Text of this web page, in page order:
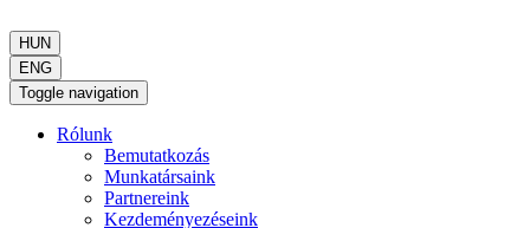
HUN
ENG
Toggle navigation
Rólunk
Bemutatkozás
Munkatársaink
Partnereink
Kezdeményezéseink